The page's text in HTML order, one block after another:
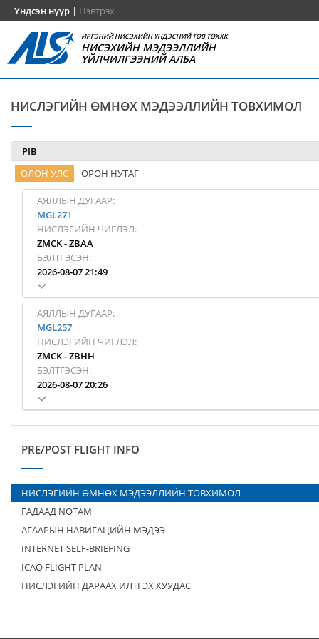
Үндсэн нүүр | Нэвтрэх
ИРГЭНИЙ НИСЭХИЙН ҮНДЭСНИЙ ТӨВ ТӨХХК
НИСЭХИЙН МЭДЭЭЛЛИЙН
ҮЙЛЧИЛГЭЭНИЙ АЛБА
НИСЛЭГИЙН ӨМНӨХ МЭДЭЭЛЛИЙН ТОВХИМОЛ
PIB
ОЛОН УЛС
ОРОН НУТАГ
АЯЛЛЫН ДУГААР:
MGL271
НИСЛЭГИЙН ЧИГЛЭЛ:
ZMCK-ZBAA
БЭЛТГЭСЭН:
2026-08-07 21:49
АЯЛЛЫН ДУГААР:
MGL257
НИСЛЭГИЙН ЧИГЛЭЛ:
ZMCK-ZBHH
БЭЛТГЭСЭН:
2026-08-07 20:26
PRE/POST FLIGHT INFO
НИСЛЭГИЙН ӨМНӨХ МЭДЭЭЛЛИЙН ТОВХИМОЛ
ГАДААД NOTAM
АГААРЫН НАВИГАЦИЙН МЭДЭЭ
INTERNET SELF-BRIEFING
ICAO FLIGHT PLAN
НИСЛЭГИЙН ДАРААХ ИЛТГЭХ ХУУДАС